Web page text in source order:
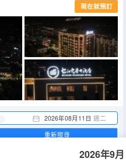
現在就預訂
2026年08月11日 週二
2026年9月
重新搜尋